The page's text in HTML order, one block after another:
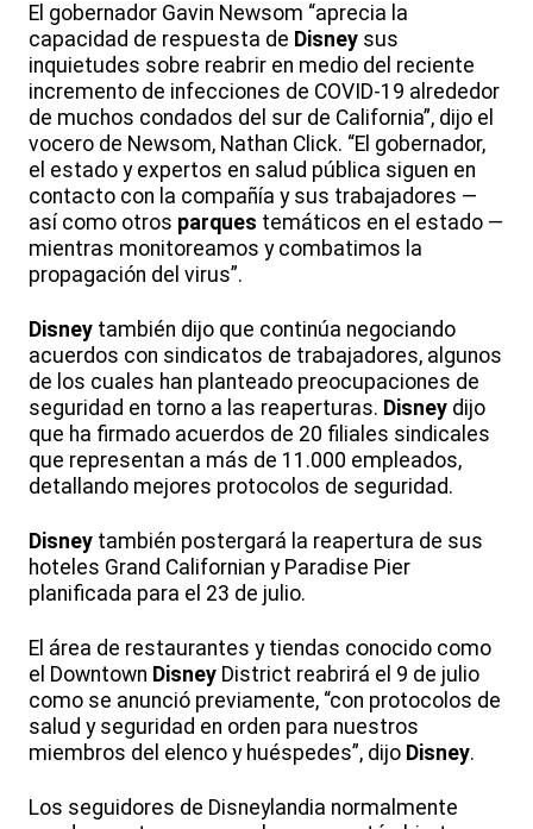
El gobernador Gavin Newsom “aprecia la
capacidad de respuesta de Disney sus
inquietudes sobre reabrir en medio del reciente
incremento de infecciones de COVID-19 alrededor
de muchos condados del sur de California”, dijo el
vocero de Newsom, Nathan Click. “El gobernador,
el estado y expertos en salud pública siguen en
contacto con la compañía y sus trabajadores —
así como otros parques temáticos en el estado —
mientras monitoreamos y combatimos la
propagación del virus”.
Disney también dijo que continúa negociando
acuerdos con sindicatos de trabajadores, algunos
de los cuales han planteado preocupaciones de
seguridad en torno a las reaperturas. Disney dijo
que ha firmado acuerdos de 20 filiales sindicales
que representan a más de 11.000 empleados,
detallando mejores protocolos de seguridad.
Disney también postergará la reapertura de sus
hoteles Grand Californian y Paradise Pier
planificada para el 23 de julio.
El área de restaurantes y tiendas conocido como
el Downtown Disney District reabrirá el 9 de julio
como se anunció previamente, “con protocolos de
salud y seguridad en orden para nuestros
miembros del elenco y huéspedes”, dijo Disney.
Los seguidores de Disneylandia normalmente